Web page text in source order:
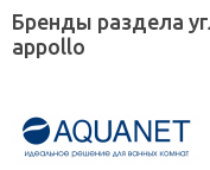
Бренды раздела
appollo